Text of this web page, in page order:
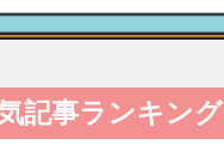
記事ランキング